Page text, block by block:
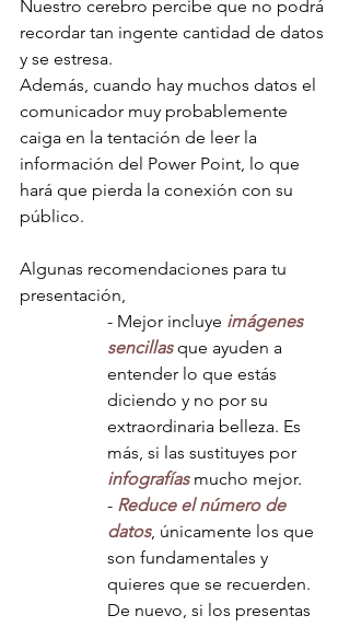
Nuestro cerebro percibe que no podrá
recordar tan ingente cantidad de datos
y se estresa.
Además, cuando hay muchos datos el
comunicador muy probablemente
caiga en la tentación de leer la
información del Power Point, lo que
hará que pierda la conexión con su
público.
Algunas recomendaciones para tu
presentación,
- Mejor incluye imágenes
sencillas que ayuden a
entender lo que estás
diciendo y no por su
extraordinaria belleza. Es
más, si las sustituyes por
infografías mucho mejor.
- Reduce el número de
datos, únicamente los que
son fundamentales y
quieres que se recuerden.
De nuevo, si los presentas